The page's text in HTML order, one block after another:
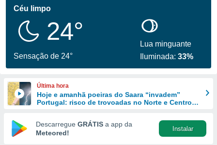
foi
fornecidas
a este
das
e
forma
digital
Céu limpo
24°
Sensação de 24°
Lua minguante
Iluminada:33%
Última hora
Hoje e amanhã poeiras do Saara “invadem”
Portugal: risco de trovoadas no Norte e Centro
Descarregue GRÁTIS a app da
Meteored!
Instalar